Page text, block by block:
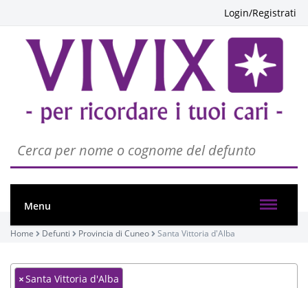
Login/Registrati
Menu
Home Defunti Provincia di Cuneo Santa Vittoria d'Alba
×Santa Vittoria d'Alba